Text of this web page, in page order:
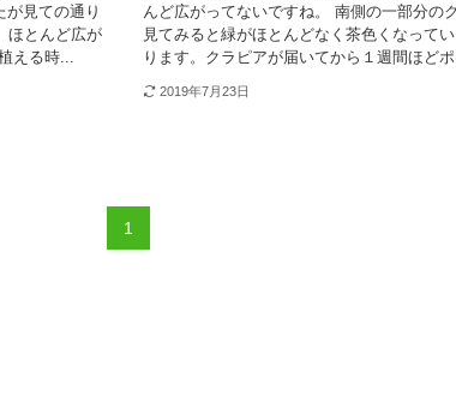
が見ての通り
ほとんど広が
える時...
んど広がってないですね。 南側の一部分の
見てみると緑がほとんどなく茶色くなって
ります。クラピアが届いてから１週間ほど
2019年7月23日
1